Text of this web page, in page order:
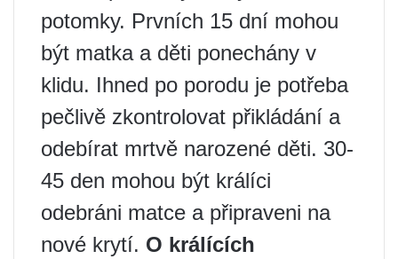
potomky. Prvních 15 dní mohou
být matka a děti ponechány v
klidu. Ihned po porodu je potřeba
pečlivě zkontrolovat přikládání a
odebírat mrtvě narozené děti. 30-
45 den mohou být králíci
odebráni matce a připraveni na
nové krytí. O králících